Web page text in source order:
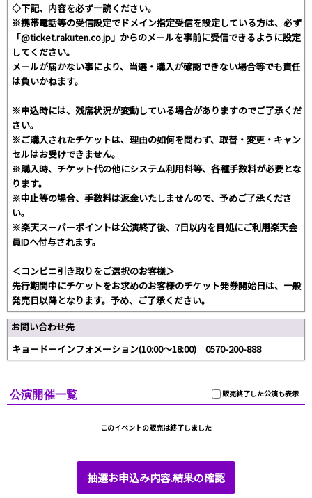
◇下記、内容を必ず一読ください。
※携帯電話等の受信設定でドメイン指定受信を設定している方は、必ず
「@ticket.rakuten.co.jp」からのメールを事前に受信できるように設定
してください。
メールが届かない事により、当選・購入が確認できない場合等でも責任
は負いかねます。
※申込時には、残席状況が変動している場合がありますのでご了承くだ
さい。
※ご購入されたチケットは、理由の如何を問わず、取替・変更・キャン
セルはお受けできません。
※購入時、チケット代の他にシステム利用料等、各種手数料が必要とな
ります。
※中止等の場合、手数料は返金いたしませんので、予めご了承くださ
い。
※楽天スーパーポイントは公演終了後、7日以内を目処にご利用楽天会
員IDへ付与されます。
＜コンビニ引き取りをご選択のお客様＞
先行期間中にチケットをお求めのお客様のチケット発券開始日は、一般
発売日以降となります。予め、ご了承ください。
お問い合わせ先
キョードーインフォメーション(10:00～18:00) 0570-200-888
販売終了した公演も表示
公演開催一覧
このイベントの販売は終了しました
抽選お申込み内容.結果の確認